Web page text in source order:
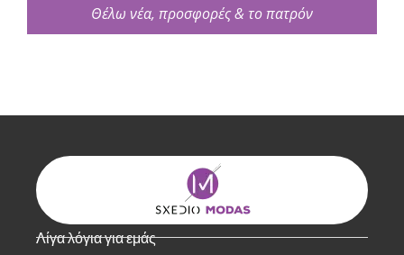
Θέλω νέα, προσφορές & το πατρόν
Λίγα λόγια για εμάς